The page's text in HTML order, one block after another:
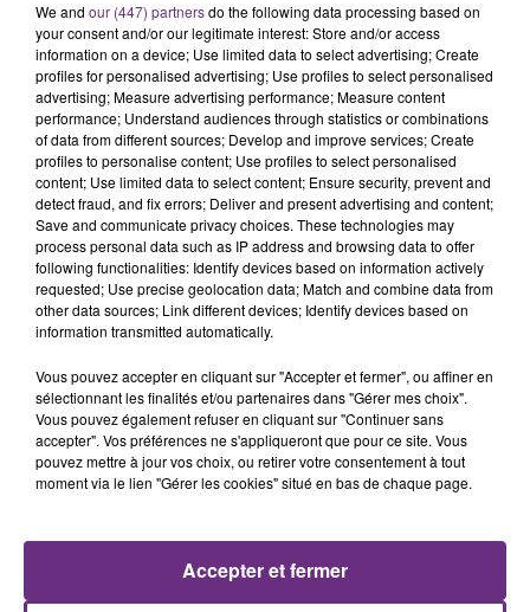
UN FEU DE REMORQUE BLOQUE LA
CIRCULATION DANS LES ARDENNES
Un feu de remorque s'est déclaré ce mercredi en
fin de matinée sur l'A34.
TITRES DIFFUSÉS
20h30
20h30
Juste Un Peu
20h27
20h27
This Love
20h23
20h23 20h21
20h21
We and our (447) partnersdo the following data processing based on
your consent and/or our legitimate interest: Store and/or access
information on a device; Use limited data to select advertising; Create
profiles for personalised advertising; Use profiles to select personalised
advertising; Measure advertising performance; Measure content
performance; Understand audiences through statistics or combinations
of data from different sources; Develop and improve services; Create
profiles to personalise content; Use profiles to select personalised
content; Use limited data to select content; Ensure security, prevent and
detect fraud, and fix errors; Deliver and present advertising and content;
Save and communicate privacy choices. These technologies may
process personal data such as IP address and browsing data to offer
following functionalities: Identify devices based on information actively
requested; Use precise geolocation data; Match and combine data from
other data sources; Link different devices; Identify devices based on
information transmitted automatically.
Vous pouvez accepter en cliquant sur "Accepter et fermer", ou affiner en
sélectionnant les finalités et/ou partenaires dans "Gérer mes choix".
Vous pouvez également refuser en cliquant sur "Continuer sans
accepter". Vos préférences ne s'appliqueront que pour ce site. Vous
pouvez mettre à jour vos choix, ou retirer votre consentement à tout
moment via le lien "Gérer les cookies" situé en bas de chaque page.
Accepter et fermer